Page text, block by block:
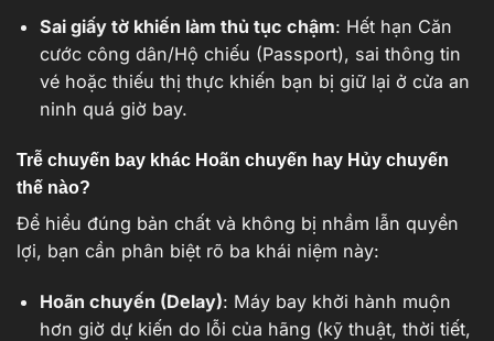
Sai giấy tờ khiến làm thủ tục chậm: Hết hạn Căn
cước công dân/Hộ chiếu (Passport), sai thông tin
vé hoặc thiếu thị thực khiến bạn bị giữ lại ở cửa an
ninh quá giờ bay.
Trễ chuyến bay khác Hoãn chuyến hay Hủy chuyến
thế nào?
Để hiểu đúng bản chất và không bị nhầm lẫn quyền
lợi, bạn cần phân biệt rõ ba khái niệm này:
Hoãn chuyến (Delay): Máy bay khởi hành muộn
hơn giờ dự kiến do lỗi của hãng (kỹ thuật, thời tiết,